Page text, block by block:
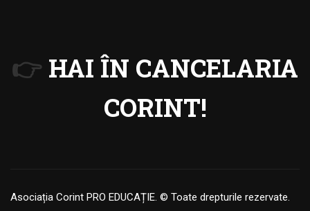
👉 HAI ÎN CANCELARIA
CORINT!
Asociația Corint PRO EDUCAȚIE. © Toate drepturile rezervate.